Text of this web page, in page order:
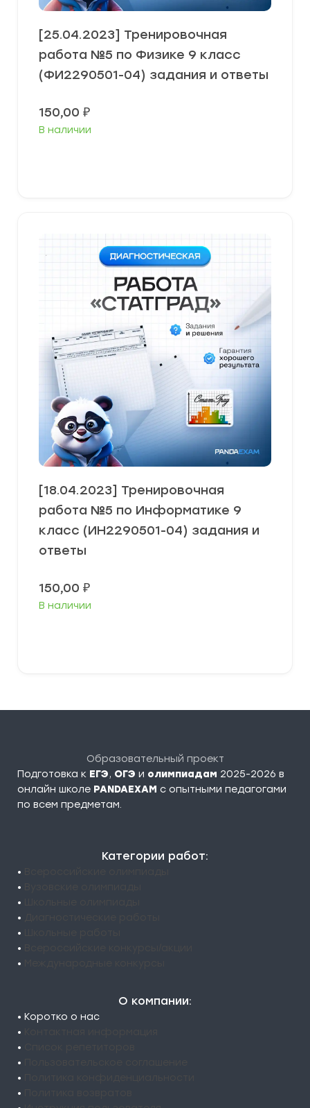
[25.04.2023] Тренировочная
работа №5 по Физике 9 класс
(ФИ2290501-04) задания и ответы
150,00 ₽
В наличии
[18.04.2023] Тренировочная
работа №5 по Информатике 9
класс (ИН2290501-04) задания и
ответы
150,00 ₽
В наличии
Образовательный проект
Подготовка к ЕГЭ, ОГЭ и олимпиадам 2025-2026 в
онлайн школе PANDAEXAM c опытными педагогами
по всем предметам.
Категории работ:
•
•
•
•
•
•
•
О компании:
• Коротко о нас
•
•
•
•
•